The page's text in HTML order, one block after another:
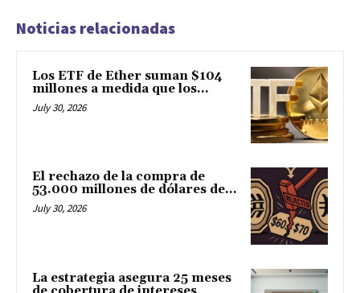
Noticias relacionadas
Los ETF de Ether suman $104
millones a medida que los...
July 30, 2026
El rechazo de la compra de
53.000 millones de dólares de...
July 30, 2026
La estrategia asegura 25 meses